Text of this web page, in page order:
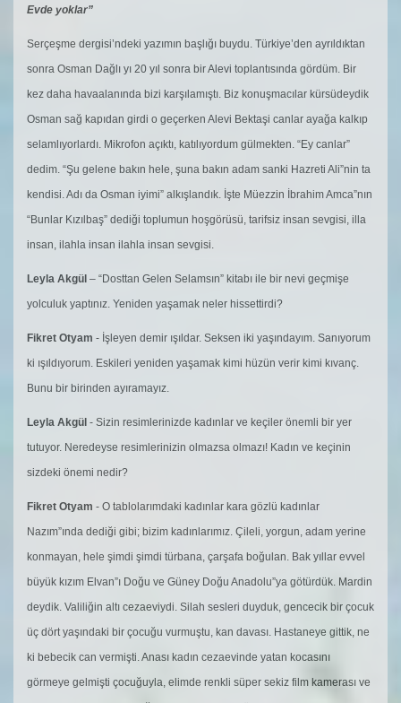
Evde yoklar”
Serçeşme dergisi’ndeki yazımın başlığı buydu. Türkiye’den ayrıldıktan
sonra Osman Dağlı yı 20 yıl sonra bir Alevi toplantısında gördüm. Bir
kez daha havaalanında bizi karşılamıştı. Biz konuşmacılar kürsüdeydik
Osman sağ kapıdan girdi o geçerken Alevi Bektaşi canlar ayağa kalkıp
selamlıyorlardı. Mikrofon açıktı, katılıyordum gülmekten. “Ey canlar”
dedim. “Şu gelene bakın hele, şuna bakın adam sanki Hazreti Ali”nin ta
kendisi. Adı da Osman iyimi” alkışlandık. İşte Müezzin İbrahim Amca”nın
“Bunlar Kızılbaş” dediği toplumun hoşgörüsü, tarifsiz insan sevgisi, illa
insan, ilahla insan ilahla insan sevgisi.
Leyla Akgül – “Dosttan Gelen Selamsın” kitabı ile bir nevi geçmişe
yolculuk yaptınız. Yeniden yaşamak neler hissettirdi?
Fikret Otyam - İşleyen demir ışıldar. Seksen iki yaşındayım. Sanıyorum
ki ışıldıyorum. Eskileri yeniden yaşamak kimi hüzün verir kimi kıvanç.
Bunu bir birinden ayıramayız.
Leyla Akgül - Sizin resimlerinizde kadınlar ve keçiler önemli bir yer
tutuyor. Neredeyse resimlerinizin olmazsa olmazı! Kadın ve keçinin
sizdeki önemi nedir?
Fikret Otyam - O tablolarımdaki kadınlar kara gözlü kadınlar
Nazım”ında dediği gibi; bizim kadınlarımız. Çileli, yorgun, adam yerine
konmayan, hele şimdi şimdi türbana, çarşafa boğulan. Bak yıllar evvel
büyük kızım Elvan”ı Doğu ve Güney Doğu Anadolu”ya götürdük. Mardin
deydik. Valiliğin altı cezaeviydi. Silah sesleri duyduk, gencecik bir çocuk
üç dört yaşındaki bir çocuğu vurmuştu, kan davası. Hastaneye gittik, ne
ki bebecik can vermişti. Anası kadın cezaevinde yatan kocasını
görmeye gelmişti çocuğuyla, elimde renkli süper sekiz film kamerası ve